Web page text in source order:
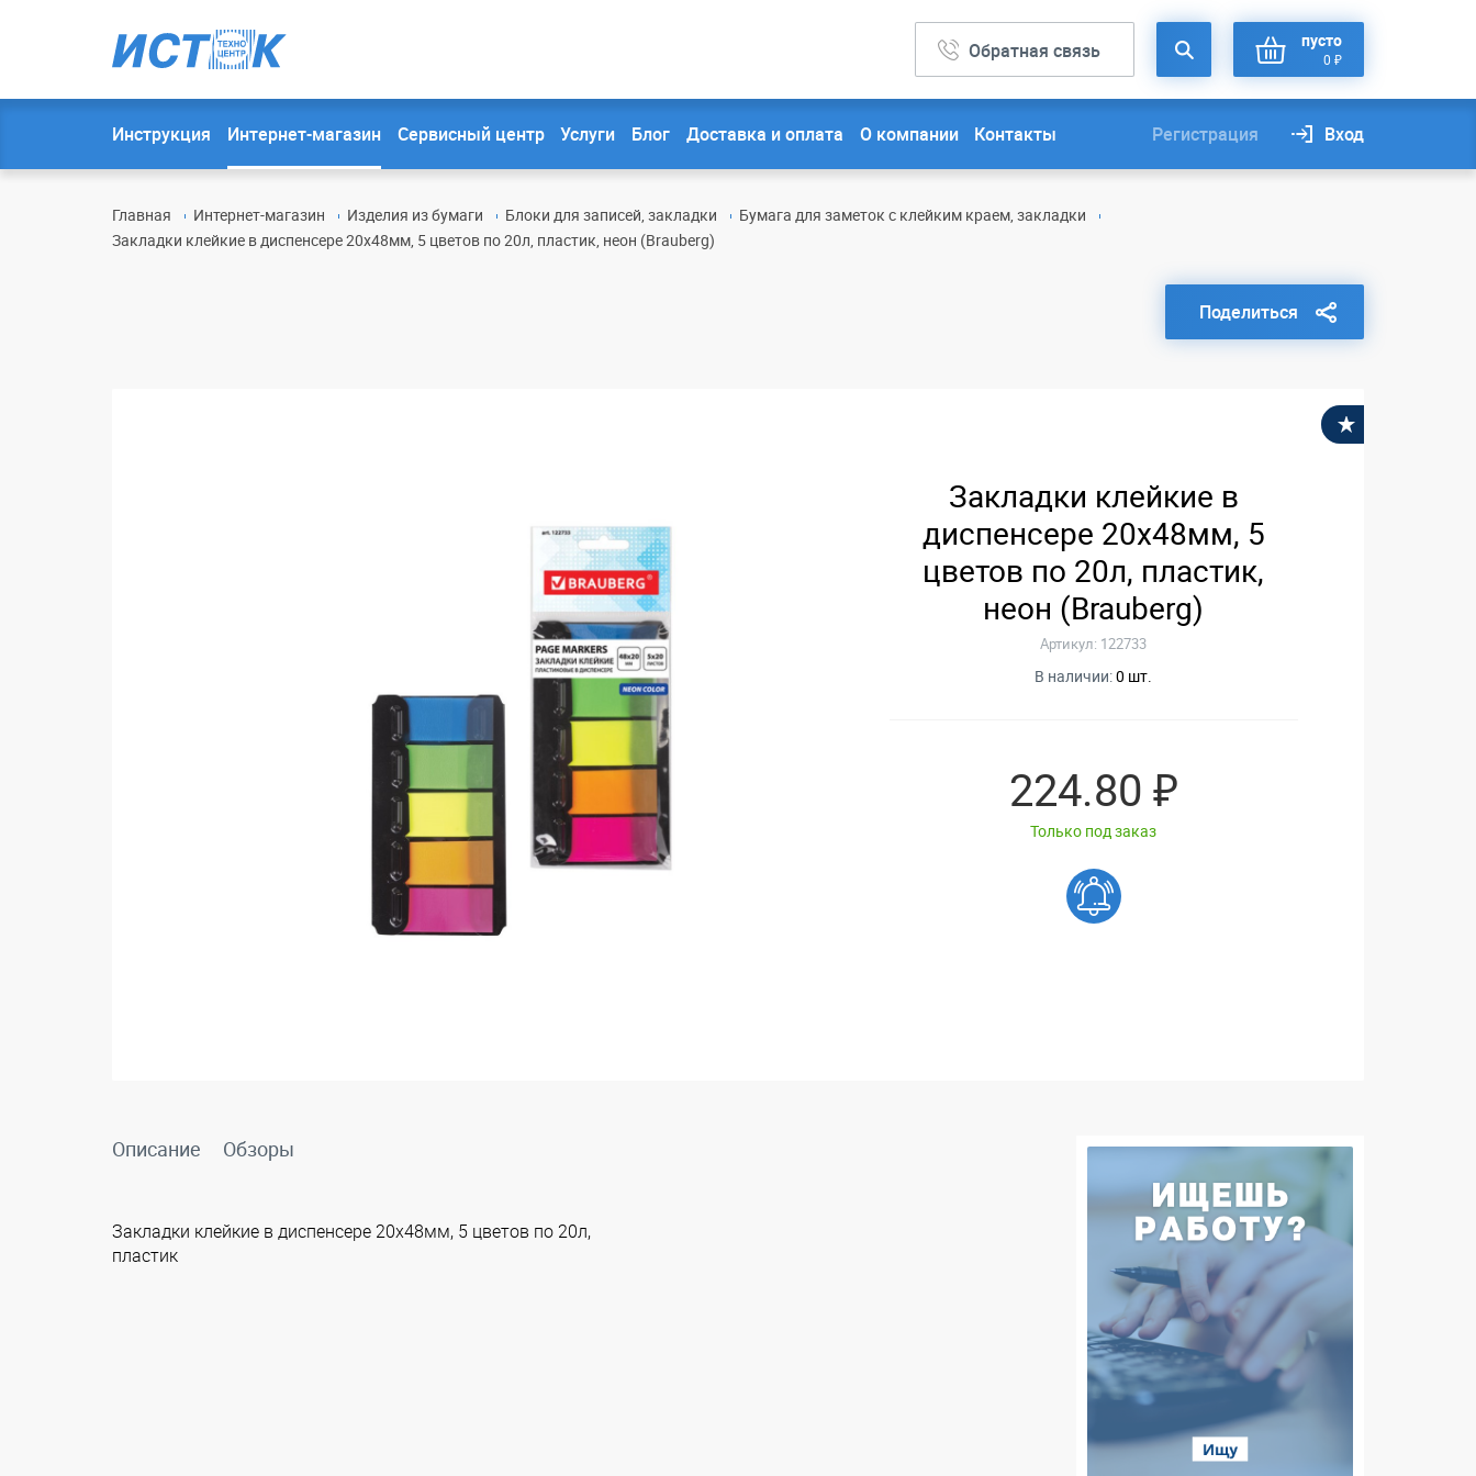
Обратная связь пусто
0 ₽
Инструкция Интернет-магазин Сервисный центр Услуги Блог Доставка и оплата О компании Контакты Регистрация Вход
Главная Интернет-магазин Изделия из бумаги Блоки для записей, закладки
Бумага для заметок с клейким краем, закладки
Закладки клейкие в диспенсере 20х48мм, 5 цветов по 20л, пластик, неон (Brauberg)
Поделиться
Закладки клейкие в
диспенсере 20х48мм, 5
цветов по 20л, пластик,
неон (Brauberg)
Артикул: 122733
В наличии:0 шт.
224.80 ₽
Только под заказ
Описание Обзоры
Закладки клейкие в диспенсере 20х48мм, 5 цветов по 20л,
пластик